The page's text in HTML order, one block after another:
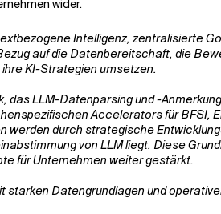
wider.
Intelligenz, zentralisierte
auf die Datenbereitschaft, die
KI-Strategien umsetzen.
LLM-Datenparsing und -
Accelerators für BFSI,
durch strategische
von LLM liegt. Diese
für Unternehmen weiter gestärkt.
Datengrundlagen und